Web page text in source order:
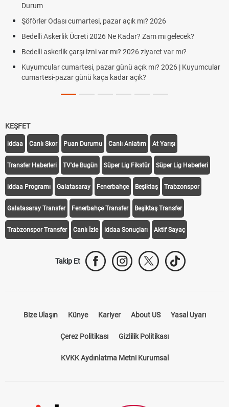
Durum
Şöförler Odası cumartesi, pazar açık mı? 2026
Bedelli Askerlik Ücreti 2026 Ne Kadar? Zam mı gelecek?
Bedelli askerlik çarşı izni var mı? 2026 ziyaret var mı?
Kuyumcular cumartesi, pazar günü açık mı? 2026 | Kuyumcular
cumartesi-pazar günü kaça kadar açık?
KEŞFET
iddaa Canlı Skor Puan Durumu Canlı Anlatım At Yarışı
Transfer Haberleri TV'de Bugün Süper Lig Fikstür Süper Lig Haberleri
iddaa Programı Galatasaray Fenerbahçe Beşiktaş Trabzonspor
Galatasaray Transfer Fenerbahçe Transfer Beşiktaş Transfer
Trabzonspor Transfer Canlı İzle iddaa Sonuçları Aktif Sayaç
Takip Et
Bize Ulaşın Künye Kariyer About US Yasal Uyarı
Çerez Politikası Gizlilik Politikası
KVKK Aydınlatma Metni Kurumsal